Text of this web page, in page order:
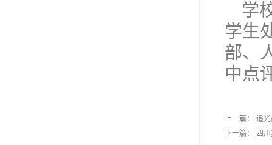
学
学生
部、
中点
上一篇：
追光
下一篇：
四